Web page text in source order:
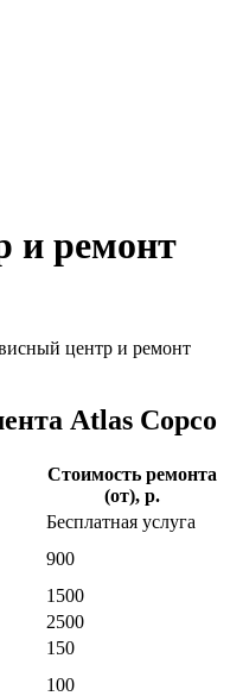
и ремонт
центр и ремонт
Atlas Copco
Стоимость ремонта
(от), р.
Бесплатная услуга
900
1500
2500
150
100